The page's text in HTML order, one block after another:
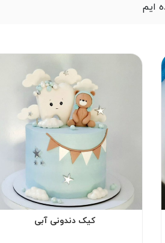
ایم
کیک دندونی آبی